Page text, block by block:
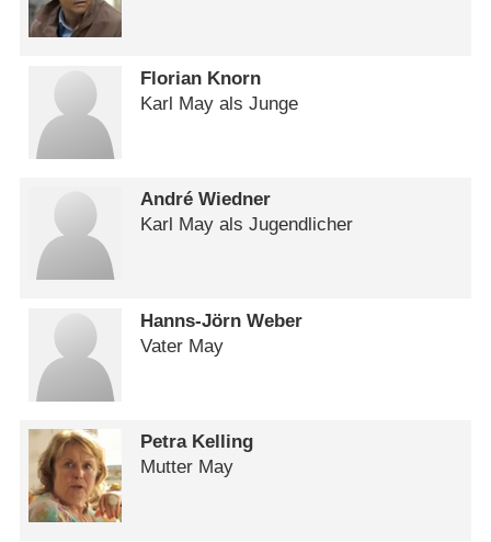
Florian Knorn
Karl May als Junge
André Wiedner
Karl May als Jugendlicher
Hanns-Jörn Weber
Vater May
Petra Kelling
Mutter May